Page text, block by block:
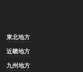
東北地方
近畿地方
九州地方